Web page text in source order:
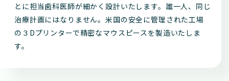
とに担当歯科医師が細かく設計いたします。誰一人、同じ
治療計画にはなりません。米国の安全に管理された工場
の３Dプリンターで精密なマウスピースを製造いたしま
す。